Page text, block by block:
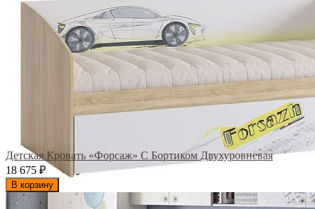
Детская Кровать «Форсаж» С Бортиком Двухуровневая
18 675 ₽
В корзину